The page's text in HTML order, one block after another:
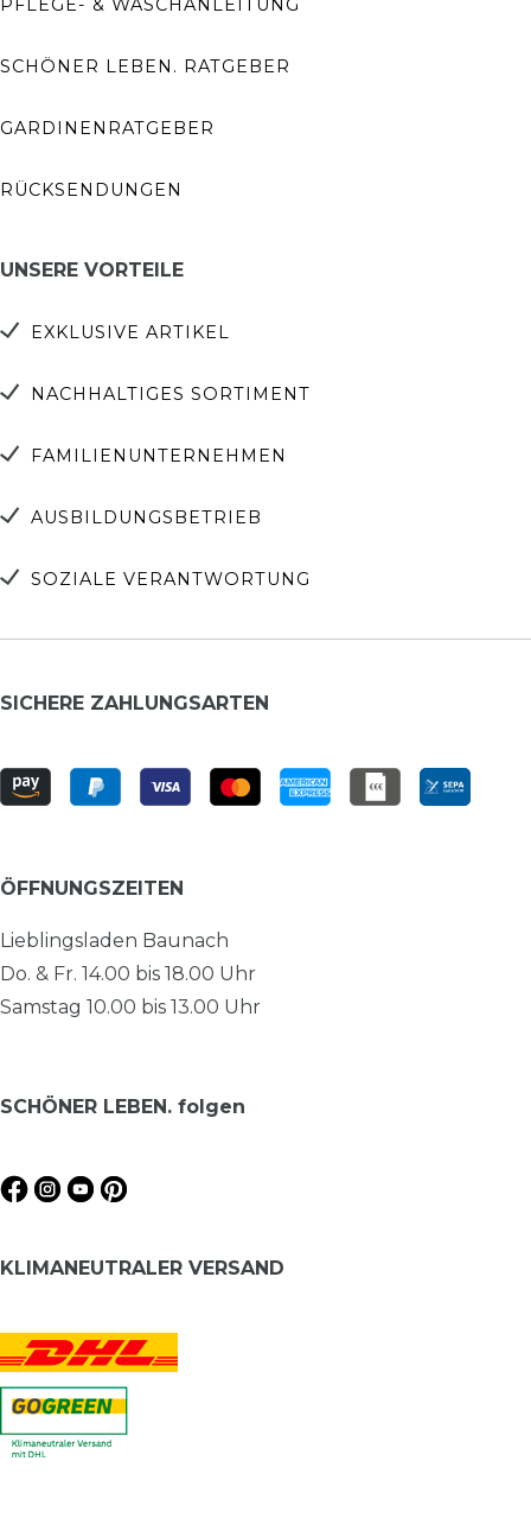
PFLEGE- & WASCHANLEITUNG
SCHÖNER LEBEN. RATGEBER
GARDINENRATGEBER
RÜCKSENDUNGEN
UNSERE VORTEILE
EXKLUSIVE ARTIKEL
NACHHALTIGES SORTIMENT
FAMILIENUNTERNEHMEN
AUSBILDUNGSBETRIEB
SOZIALE VERANTWORTUNG
SICHERE ZAHLUNGSARTEN
ÖFFNUNGSZEITEN
Lieblingsladen Baunach
Do. & Fr. 14.00 bis 18.00 Uhr
Samstag 10.00 bis 13.00 Uhr
SCHÖNER LEBEN. folgen
KLIMANEUTRALER VERSAND